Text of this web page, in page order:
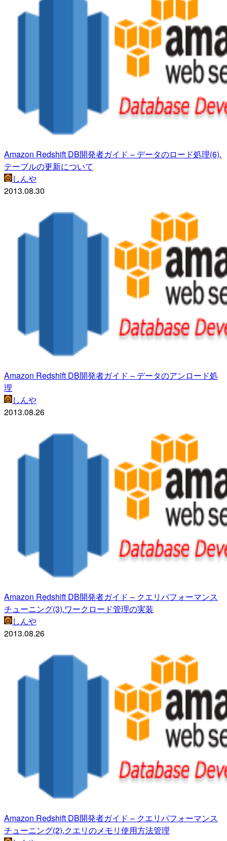
Amazon Redshift DB開発者ガイド – データのロード処理(6).
テーブルの更新について
しんや
2013.08.30
Amazon Redshift DB開発者ガイド – データのアンロード処
理
しんや
2013.08.26
Amazon Redshift DB開発者ガイド – クエリパフォーマンス
チューニング(3).ワークロード管理の実装
しんや
2013.08.26
Amazon Redshift DB開発者ガイド – クエリパフォーマンス
チューニング(2).クエリのメモリ使用方法管理